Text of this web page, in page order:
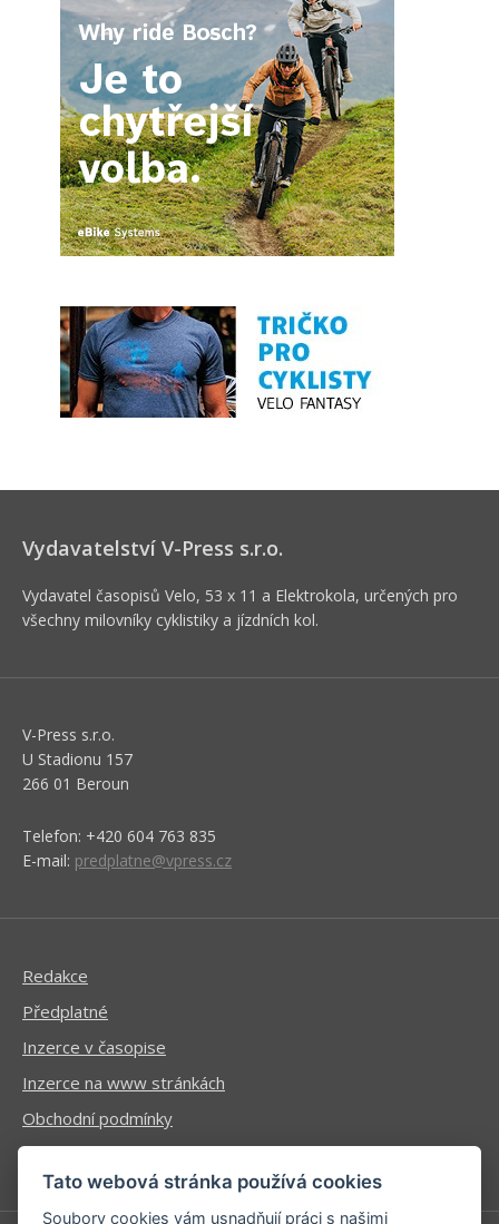
Vydavatelství V-Press s.r.o.
Vydavatel časopisů Velo, 53 x 11 a Elektrokola, určených pro
všechny milovníky cyklistiky a jízdních kol.
V-Press s.r.o.
U Stadionu 157
266 01 Beroun
Telefon: +420 604 763 835
E-mail: predplatne@vpress.cz
Redakce
Předplatné
Inzerce v časopise
Inzerce na www stránkách
Obchodní podmínky
Ochrana osobních údajů
Tato webová stránka používá cookies
Soubory cookies vám usnadňují práci s našimi